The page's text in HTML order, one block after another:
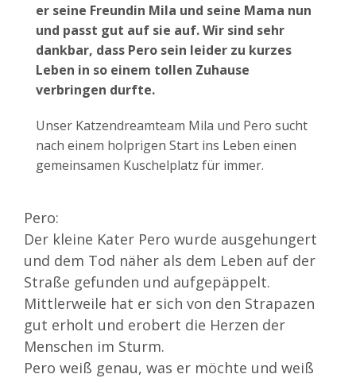
er seine Freundin Mila und seine Mama nun
und passt gut auf sie auf. Wir sind sehr
dankbar, dass Pero sein leider zu kurzes
Leben in so einem tollen Zuhause
verbringen durfte.
Unser Katzendreamteam Mila und Pero sucht
nach einem holprigen Start ins Leben einen
gemeinsamen Kuschelplatz für immer.
Pero:
Der kleine Kater Pero wurde ausgehungert
und dem Tod näher als dem Leben auf der
Straße gefunden und aufgepäppelt.
Mittlerweile hat er sich von den Strapazen
gut erholt und erobert die Herzen der
Menschen im Sturm.
Pero weiß genau, was er möchte und weiß